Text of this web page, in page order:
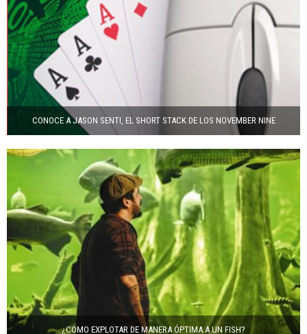
CONOCE A JASON SENTI, EL SHORT STACK DE LOS NOVEMBER NINE
¿COMO EXPLOTAR DE MANERA ÓPTIMA A UN FISH?